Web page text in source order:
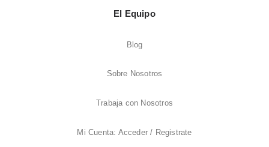
El Equipo
Blog
Sobre Nosotros
Trabaja con Nosotros
Mi Cuenta: Acceder / Registrate